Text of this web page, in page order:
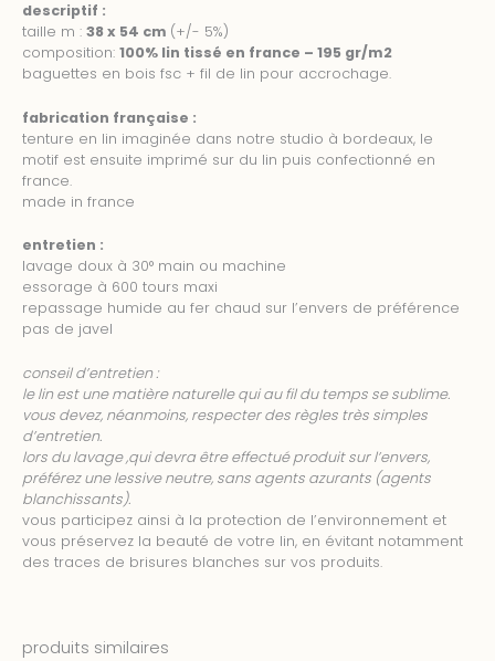
descriptif :
taille m : 38 x 54 cm (+/- 5%)
composition: 100% lin tissé en france – 195 gr/m2
baguettes en bois fsc + fil de lin pour accrochage.
fabrication française :
tenture en lin imaginée dans notre studio à bordeaux, le
motif est ensuite imprimé sur du lin puis confectionné en
france.
made in france
entretien :
lavage doux à 30° main ou machine
essorage à 600 tours maxi
repassage humide au fer chaud sur l’envers de préférence
pas de javel
conseil d’entretien :
le lin est une matière naturelle qui au fil du temps se sublime.
vous devez, néanmoins, respecter des règles très simples
d’entretien.
lors du lavage ,qui devra être effectué produit sur l’envers,
préférez une lessive neutre, sans agents azurants (agents
blanchissants).
vous participez ainsi à la protection de l’environnement et
vous préservez la beauté de votre lin, en évitant notamment
des traces de brisures blanches sur vos produits.
produits similaires